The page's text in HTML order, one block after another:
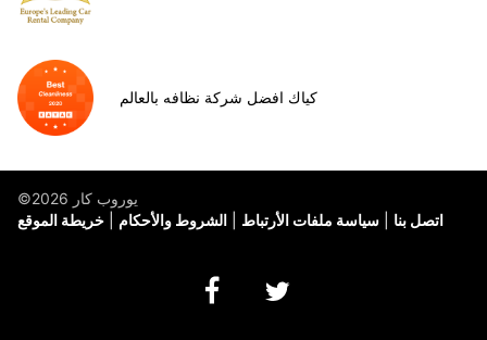
كياك افضل شركة نظافه بالعالم
©يوروب كار 2026
خريطة الموقع
الشروط والأحكام سياسة ملفات الأرتباط اتصل بنا